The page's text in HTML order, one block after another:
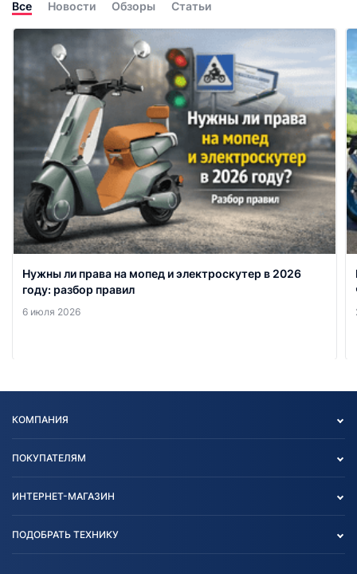
Все Новости Обзоры Статьи
Нужны ли права на мопед и электроскутер в 2026
году: разбор правил
6 июля 2026
КОМПАНИЯ
Блог
ПОКУПАТЕЛЯМ
Согласие на обработку
ИНТЕРНЕТ-МАГАЗИН
Агротехника
ПОДОБРАТЬ ТЕХНИКУ